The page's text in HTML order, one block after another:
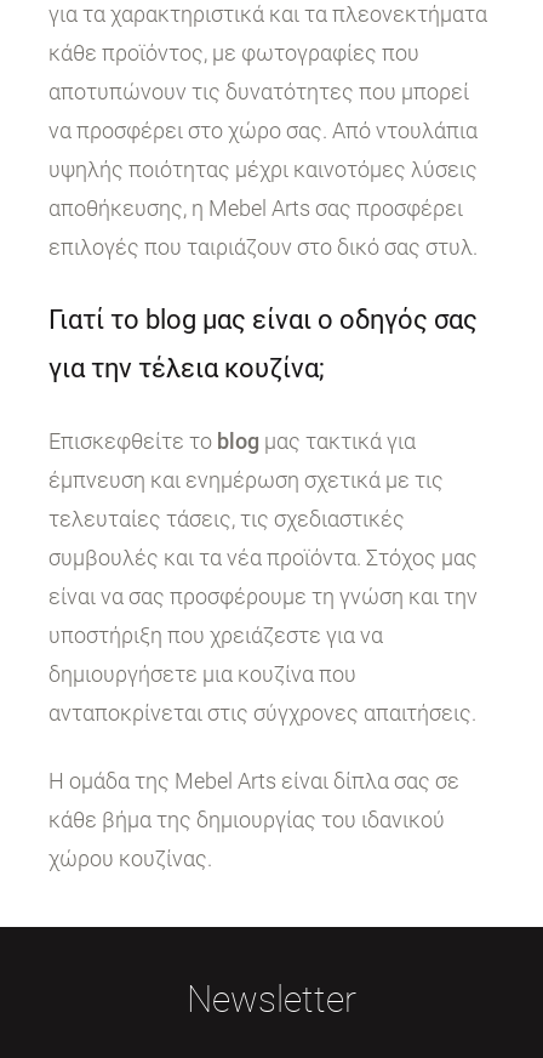
για τα χαρακτηριστικά και τα πλεονεκτήματα
κάθε προϊόντος, με φωτογραφίες που
αποτυπώνουν τις δυνατότητες που μπορεί
να προσφέρει στο χώρο σας. Από ντουλάπια
υψηλής ποιότητας μέχρι καινοτόμες λύσεις
αποθήκευσης, η Mebel Arts σας προσφέρει
επιλογές που ταιριάζουν στο δικό σας στυλ.
Γιατί το blog μας είναι ο οδηγός σας
για την τέλεια κουζίνα;
Επισκεφθείτε το blog μας τακτικά για
έμπνευση και ενημέρωση σχετικά με τις
τελευταίες τάσεις, τις σχεδιαστικές
συμβουλές και τα νέα προϊόντα. Στόχος μας
είναι να σας προσφέρουμε τη γνώση και την
υποστήριξη που χρειάζεστε για να
δημιουργήσετε μια κουζίνα που
ανταποκρίνεται στις σύγχρονες απαιτήσεις.
Η ομάδα της Mebel Arts είναι δίπλα σας σε
κάθε βήμα της δημιουργίας του ιδανικού
χώρου κουζίνας.
Newsletter